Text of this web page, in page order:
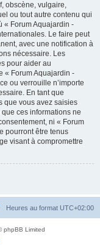
obscène, vulgaire,
ou tout autre contenu qui
« Forum Aquajardin -
Le faire peut
avec une notification à
nécessaire. Les
pour aider au
« Forum Aquajardin -
ou verrouille n’importe
En tant que
que vous avez saisies
ces informations ne
ni « Forum
pourront être tenus
visant à compromettre
Heures au format UTC+02:00
phpBB Limited